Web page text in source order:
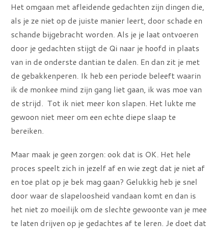
Het omgaan met afleidende gedachten zijn dingen die,
als je ze niet op de juiste manier leert, door schade en
schande bijgebracht worden. Als je je laat ontvoeren
door je gedachten stijgt de Qi naar je hoofd in plaats
van in de onderste dantian te dalen. En dan zit je met
de gebakkenperen. Ik heb een periode beleeft waarin
ik de monkee mind zijn gang liet gaan, ik was moe van
de strijd. Tot ik niet meer kon slapen. Het lukte me
gewoon niet meer om een echte diepe slaap te
bereiken.
Maar maak je geen zorgen: ook dat is OK. Het hele
proces speelt zich in jezelf af en wie zegt dat je niet af
en toe plat op je bek mag gaan? Gelukkig heb je snel
door waar de slapeloosheid vandaan komt en dan is
het niet zo moeilijk om de slechte gewoonte van je mee
te laten drijven op je gedachtes af te leren. Je doet dat